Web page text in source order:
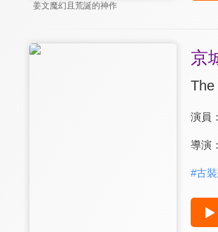
姜文魔幻且荒誕的神作
京
The
演員：
導演：
#古